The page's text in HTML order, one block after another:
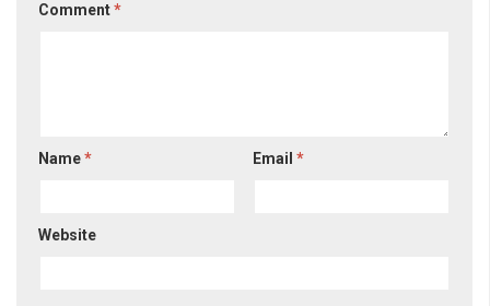
Comment*
Name* Email*
Website